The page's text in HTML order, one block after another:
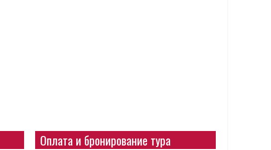
Оплата и бронирование тура